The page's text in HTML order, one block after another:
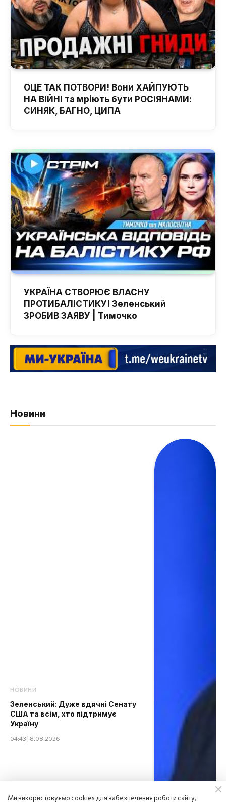
ОЦЕ ТАК ПОТВОРИ! Вони ХАЙПУЮТЬ
НА ВІЙНІ та мріють бути РОСІЯНАМИ:
СИНЯК, БАГНО, ЦИПА
УКРАЇНА СТВОРЮЄ ВЛАСНУ
ПРОТИБАЛІСТИКУ! Зеленський
ЗРОБИВ ЗАЯВУ | Тимочко
Новини
НОВИНИ
Зеленський: Дуже вдячні Сенату
США та всім, хто підтримує
Україну
04:43 | 8.08.2026
Ми використовуємо cookies для забезпечення роботи сайту,